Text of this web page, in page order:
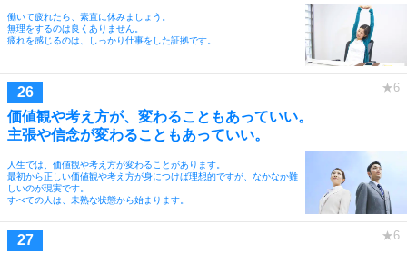
働いて疲れたら、素直に休みましょう。
無理をするのは良くありません。
疲れを感じるのは、しっかり仕事をした証拠です。
価値観や考え方が、変わることもあっていい。
主張や信念が変わることもあっていい。
人生では、価値観や考え方が変わることがあります。
最初から正しい価値観や考え方が身につけば理想的ですが、なかなか難
しいのが現実です。
すべての人は、未熟な状態から始まります。